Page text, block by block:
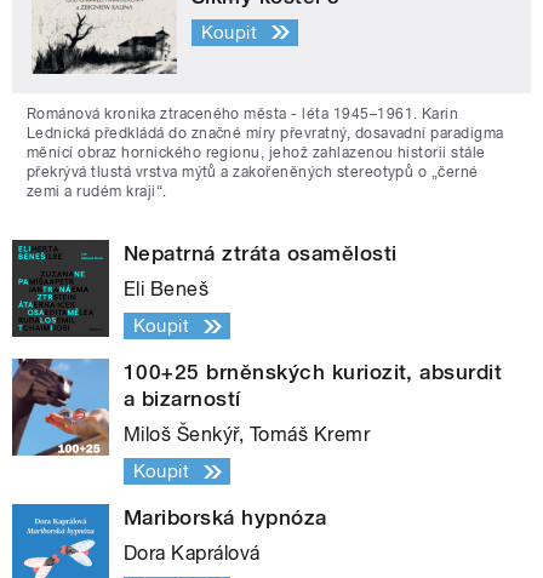
Koupit
Románová kronika ztraceného města - léta 1945–1961. Karin
Lednická předkládá do značné míry převratný, dosavadní paradigma
měnící obraz hornického regionu, jehož zahlazenou historii stále
překrývá tlustá vrstva mýtů a zakořeněných stereotypů o „černé
zemi a rudém kraji“.
Nepatrná ztráta osamělosti
Eli Beneš
Koupit
100+25 brněnských kuriozit, absurdit
a bizarností
Miloš Šenkýř, Tomáš Kremr
Koupit
Mariborská hypnóza
Dora Kaprálová